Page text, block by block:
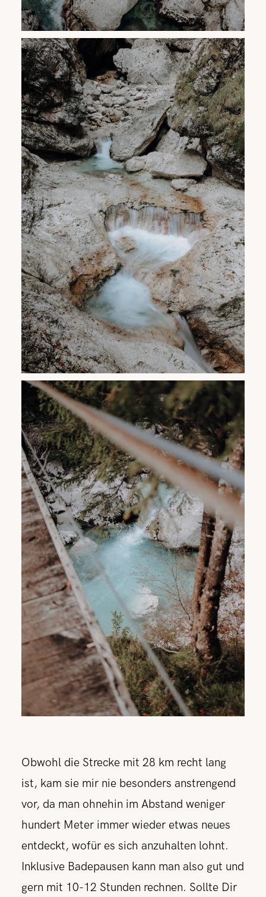
Obwohl die Strecke mit 28 km recht lang
ist, kam sie mir nie besonders anstrengend
vor, da man ohnehin im Abstand weniger
hundert Meter immer wieder etwas neues
entdeckt, wofür es sich anzuhalten lohnt.
Inklusive Badepausen kann man also gut und
gern mit 10-12 Stunden rechnen. Sollte Dir